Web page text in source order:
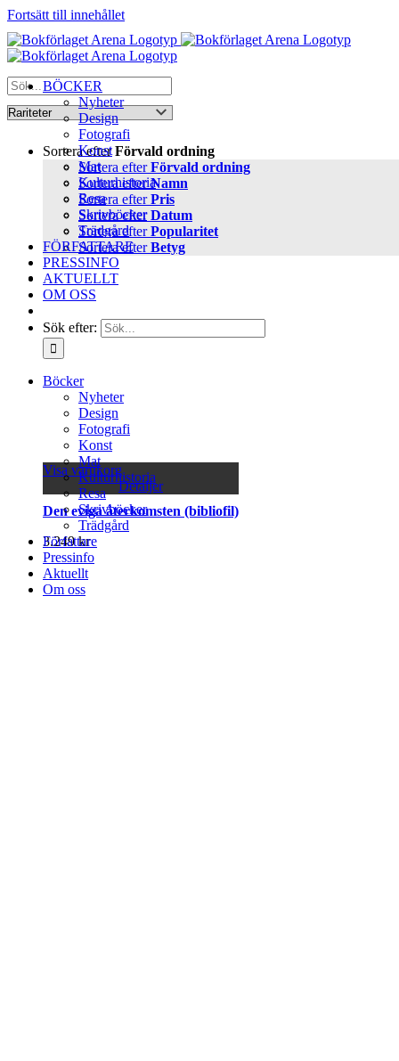
Fortsätt till innehållet
BÖCKER
Nyheter
Design
Fotografi
Konst
Mat
Kulturhistoria
Resa
Skrivböcker
Trädgård
FÖRFATTARE
PRESSINFO
AKTUELLT
OM OSS
Sök efter:
Böcker
Nyheter
Design
Fotografi
Konst
Mat
Kulturhistoria
Resa
Skrivböcker
Trädgård
Författare
Pressinfo
Aktuellt
Om oss
Sortera efterFörvald ordning
Sortera efterFörvald ordning
Sortera efterNamn
Sortera efterPris
Sortera efterDatum
Sortera efterPopularitet
Sortera efterBetyg
Visa varukorg
Detaljer
Den eviga återkomsten (bibliofil)
3.249kr